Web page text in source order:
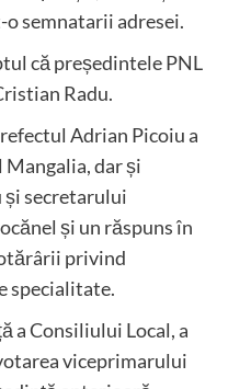
semnatarii adresei.
că președintele PNL
Radu.
Adrian Picoiu a
dar și
secretarului
și un răspuns în
privind
specialitate.
a Consiliului Local, a
viceprimarului